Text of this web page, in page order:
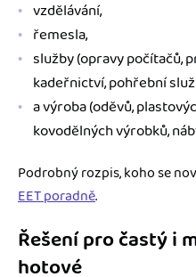
vzdělávání,
řemesla,
služby (opravy počítačů,
kadeřnictví, pohřební
a výroba (oděvů,
kovodělných výrobků,
Podrobný rozpis, koho se
EET poradně.
Řešení pro častý i
hotové